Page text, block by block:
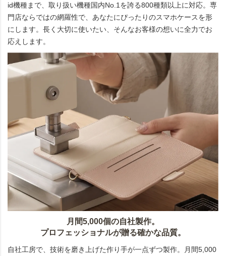
id機種まで、取り扱い機種国内No.1を誇る800種類以上に対応。専
門店ならではの網羅性で、あなたにぴったりのスマホケースを形
にします。長く大切に使いたい、そんなお客様の想いに全力でお
応えします。
月間5,000個の自社製作。
プロフェッショナルが贈る確かな品質。
自社工房で、技術を磨き上げた作り手が一点ずつ製作。月間5,000